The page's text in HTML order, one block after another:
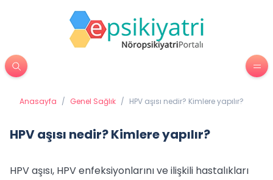
Anasayfa / Genel Sağlık / HPV aşısı nedir? Kimlere yapılır?
HPV aşısı nedir? Kimlere yapılır?
HPV aşısı, HPV enfeksiyonlarını ve ilişkili hastalıkları